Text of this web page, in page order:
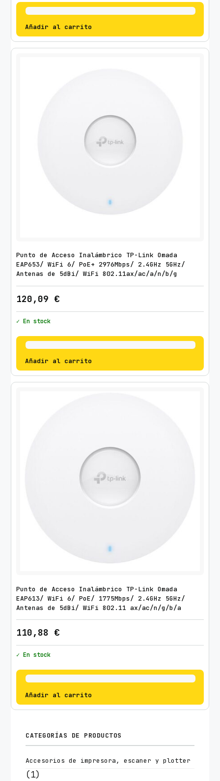
Añadir al carrito
Punto de Acceso Inalámbrico TP-Link Omada
EAP653/ WiFi 6/ PoE+ 2976Mbps/ 2.4GHz 5GHz/
Antenas de 5dBi/ WiFi 802.11ax/ac/a/n/b/g
120,09 €
✓ En stock
Añadir al carrito
Punto de Acceso Inalámbrico TP-Link Omada
EAP613/ WiFi 6/ PoE/ 1775Mbps/ 2.4GHz 5GHz/
Antenas de 5dBi/ WiFi 802.11 ax/ac/n/g/b/a
110,88 €
✓ En stock
Añadir al carrito
CATEGORÍAS DE PRODUCTOS
Accesorios de impresora, escaner y plotter
(1)